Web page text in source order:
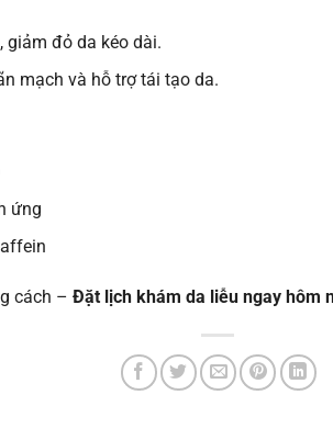
giảm đỏ da kéo dài.
mạch và hỗ trợ tái tạo da.
ứng
cách – Đặt lịch khám da liễu ngay hôm